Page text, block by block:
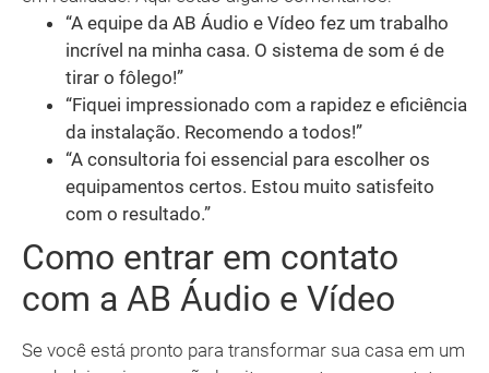
“A equipe da AB Áudio e Vídeo fez um trabalho
incrível na minha casa. O sistema de som é de
tirar o fôlego!”
“Fiquei impressionado com a rapidez e eficiência
da instalação. Recomendo a todos!”
“A consultoria foi essencial para escolher os
equipamentos certos. Estou muito satisfeito
com o resultado.”
Como entrar em contato
com a AB Áudio e Vídeo
Se você está pronto para transformar sua casa em um